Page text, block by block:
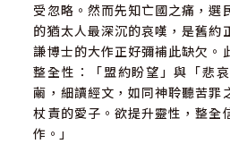
受忽略。然而先知亡國之痛，選
的猶太人最深沉的哀嘆，是舊約
謙博士的大作正好彌補此缺欠。
整全性：「盟約盼望」與「悲
繭，細讀經文，如同神聆聽苦罪
杖責的愛子。欲提升靈性，整全
作。」